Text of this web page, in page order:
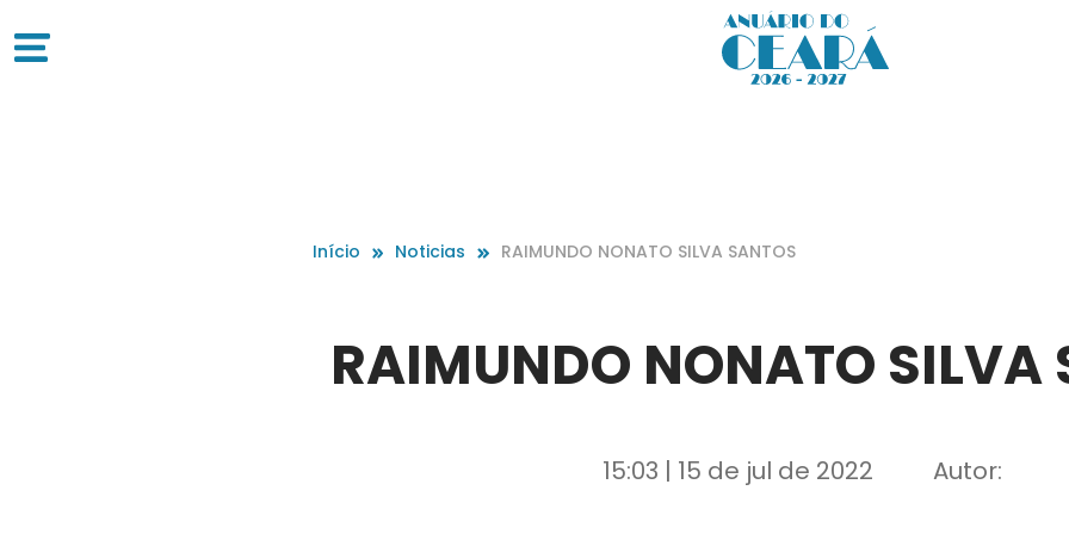
Início Noticias RAIMUNDO NONATO SILVA SANTOS
RAIMUNDO NONATO SILVA
15:03 | 15 de jul de 2022 Autor: